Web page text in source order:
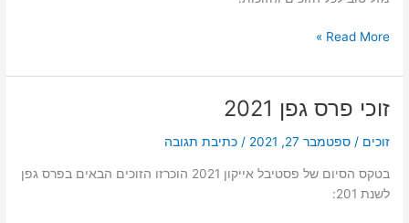
זוכי
גפן
Read More »
זוכי פרס גפן 2021
זוכים /ספטמבר 27, 2021 /כתיבת תגובה
בטקס הסיום של פסטיבל אייקון 2021 הוכרזו הזוכים הבאים בפרס גפן
לשנת 201: